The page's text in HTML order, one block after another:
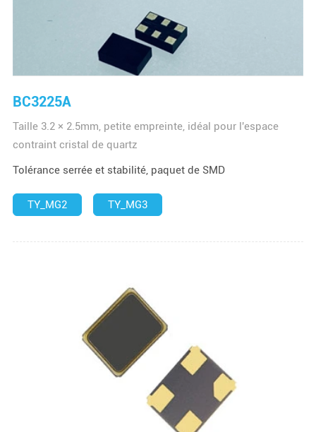
BC3225A
Taille 3.2 × 2.5mm, petite empreinte, idéal pour l'espace
contraint cristal de quartz
Tolérance serrée et stabilité, paquet de SMD
TY_MG2 TY_MG3